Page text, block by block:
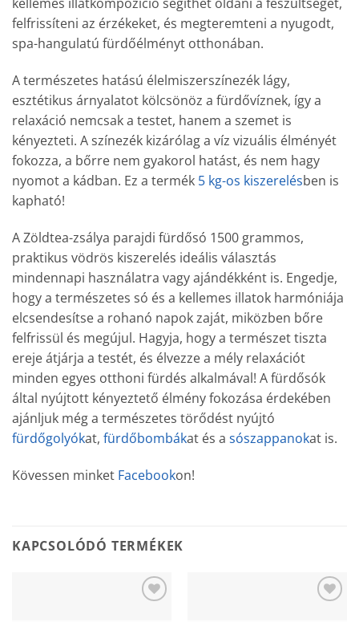
felfrissíteni az érzékeket, és megteremteni a nyugodt,
spa-hangulatú fürdőélményt otthonában.
A természetes hatású élelmiszerszínezék lágy,
esztétikus árnyalatot kölcsönöz a fürdővíznek, így a
relaxáció nemcsak a testet, hanem a szemet is
kényezteti. A színezék kizárólag a víz vizuális élményét
fokozza, a bőrre nem gyakorol hatást, és nem hagy
nyomot a kádban. Ez a termék 5 kg-os kiszerelésben is
kapható!
A Zöldtea-zsálya parajdi fürdősó 1500 grammos,
praktikus vödrös kiszerelés ideális választás
mindennapi használatra vagy ajándékként is. Engedje,
hogy a természetes só és a kellemes illatok harmóniája
elcsendesítse a rohanó napok zaját, miközben bőre
felfrissül és megújul. Hagyja, hogy a természet tiszta
ereje átjárja a testét, és élvezze a mély relaxációt
minden egyes otthoni fürdés alkalmával! A fürdősók
által nyújtott kényeztető élmény fokozása érdekében
ajánljuk még a természetes törődést nyújtó
fürdőgolyókat, fürdőbombákat és a sószappanokat is.
Kövessen minket Facebookon!
KAPCSOLÓDÓ TERMÉKEK